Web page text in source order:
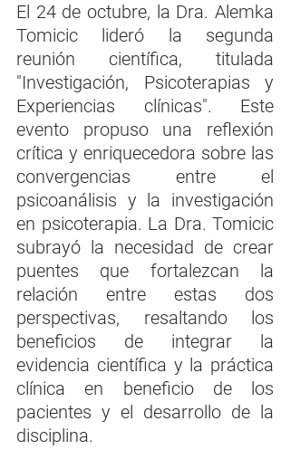
El 24 de octubre, la Dra. Alemka
Tomicic lideró la segunda
reunión científica, titulada
"Investigación, Psicoterapias y
Experiencias clínicas". Este
evento propuso una reflexión
crítica y enriquecedora sobre las
convergencias entre el
psicoanálisis y la investigación
en psicoterapia. La Dra. Tomicic
subrayó la necesidad de crear
puentes que fortalezcan la
relación entre estas dos
perspectivas, resaltando los
beneficios de integrar la
evidencia científica y la práctica
clínica en beneficio de los
pacientes y el desarrollo de la
disciplina.